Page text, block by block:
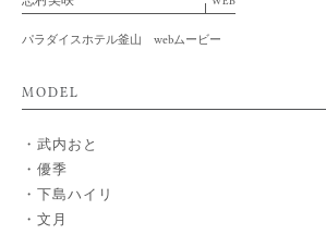
パラダイスホテル釜山 webムービー
MODEL
武内おと
優季
下島ハイリ
文月